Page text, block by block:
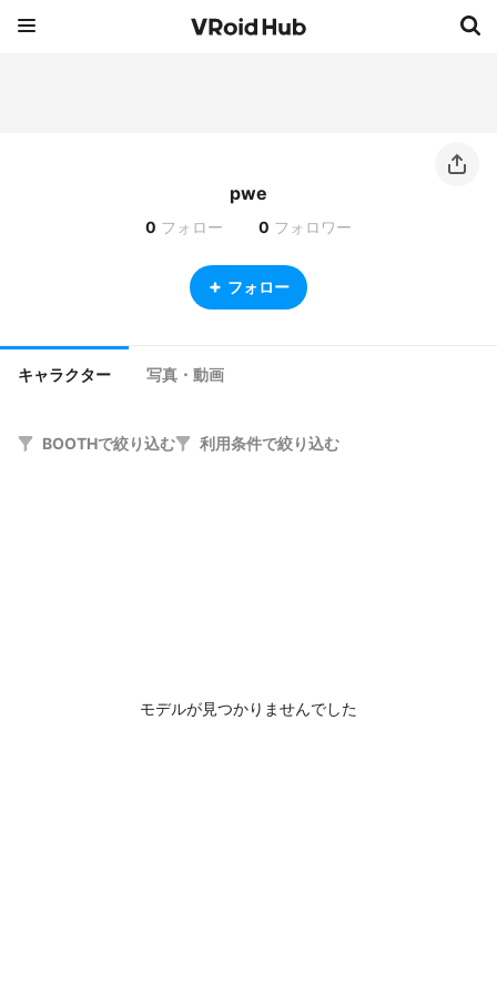
pwe
0 フォロー 0 フォロワー
フォロー
キャラクター 写真・動画
BOOTHで絞り込む 利用条件で絞り込む
モデルが見つかりませんでした